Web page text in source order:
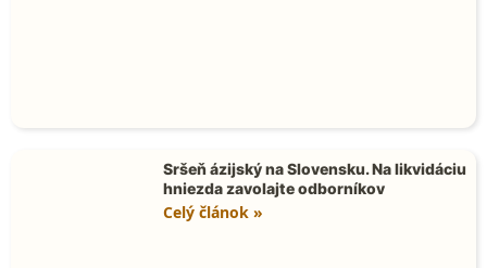
Sršeň ázijský na Slovensku. Na likvidáciu
hniezda zavolajte odborníkov
Celý článok »